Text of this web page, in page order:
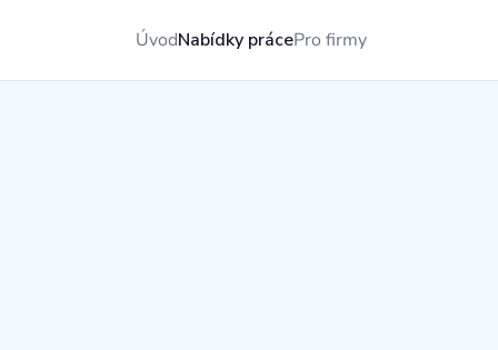
ÚvodNabídky prácePro firmy